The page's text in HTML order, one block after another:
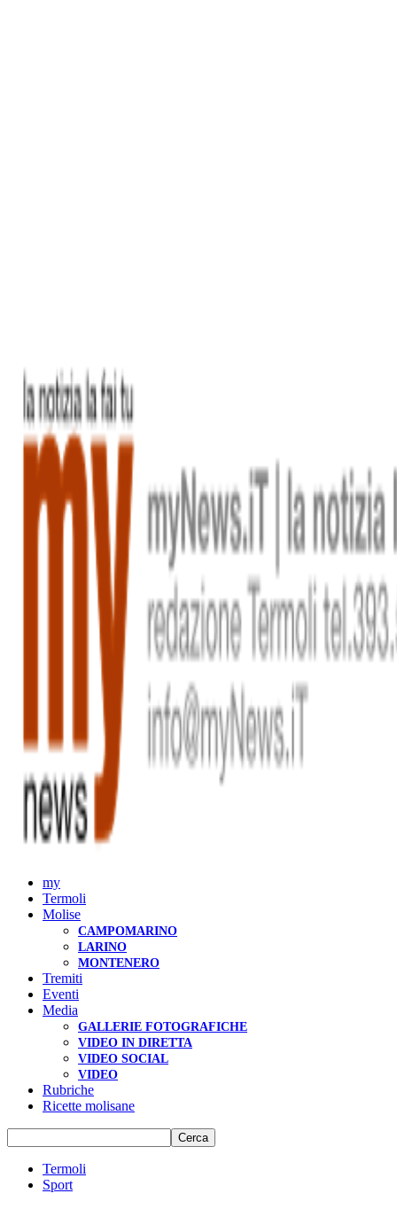
my
Termoli
Molise
CAMPOMARINO
LARINO
MONTENERO
Tremiti
Eventi
Media
GALLERIE FOTOGRAFICHE
VIDEO IN DIRETTA
VIDEO SOCIAL
VIDEO
Rubriche
Ricette molisane
Termoli
Sport